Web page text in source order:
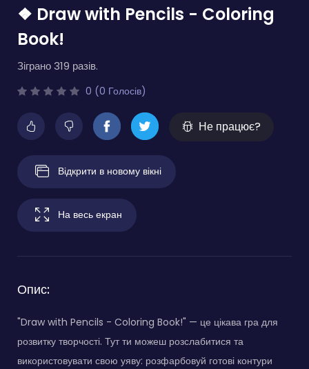
❖ Draw with Pencils - Coloring
Book!
Зіграно 319 разів.
0 (0 Голосів)
Не працює?
Відкрити в новому вікні
На весь екран
Опис:
"Draw with Pencils - Coloring Book!" — це цікава гра для
розвитку творчості. Тут ти можеш розслабитися та
використовувати свою уяву: розфарбовуй готові контури